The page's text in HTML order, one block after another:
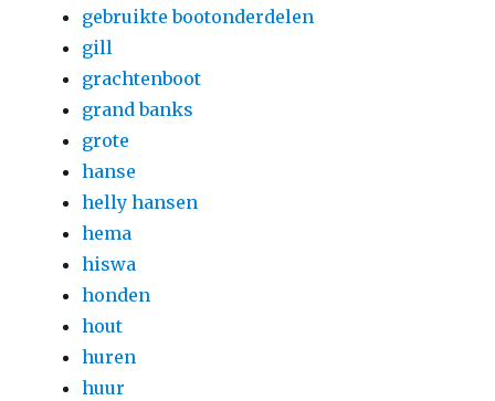
gebruikte bootonderdelen
gill
grachtenboot
grand banks
grote
hanse
helly hansen
hema
hiswa
honden
hout
huren
huur